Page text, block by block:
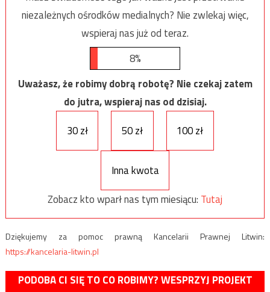
niezależnych ośrodków medialnych? Nie zwlekaj więc,
wspieraj nas już od teraz.
8%
Uważasz, że robimy dobrą robotę? Nie czekaj zatem
do jutra, wspieraj nas od dzisiaj.
30 zł
50 zł 100 zł
Inna kwota
Zobacz kto wparł nas tym miesiącu: Tutaj
Dziękujemy za pomoc prawną Kancelarii Prawnej Litwin:
https://kancelaria-litwin.pl
PODOBA CI SIĘ TO CO ROBIMY? WESPRZYJ PROJEKT